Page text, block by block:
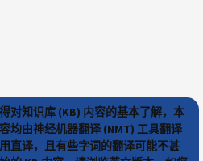
对知识库 (KB) 内容的基本了解，本
均由神经机器翻译 (NMT) 工具翻译
直译，且有些字词的翻译可能不甚